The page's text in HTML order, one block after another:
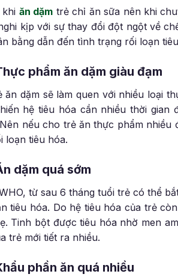
khi ăn dặm trẻ chỉ ăn sữa nên khi
kịp với sự thay đổi đột ngột về
bằng dẫn đến tình trạng rối loạn
phẩm ăn dặm giàu đạm
ăn dặm sẽ làm quen với nhiều loại
hệ tiêu hóa cần nhiều thời gian
nếu cho trẻ ăn thực phẩm
loạn tiêu hóa.
dặm quá sớm
từ sau 6 tháng tuổi trẻ có thể
tiêu hóa. Do hệ tiêu hóa của trẻ
Tinh bột được tiêu hóa nhờ men
trẻ mới tiết ra nhiều.
phần ăn quá nhiều